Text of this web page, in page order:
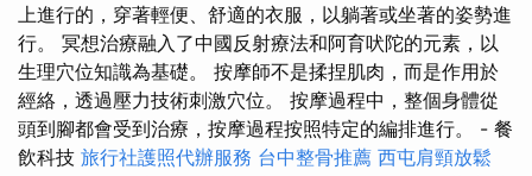
上進行的，穿著輕便、舒適的衣服，以躺著或坐著的姿勢進
行。 冥想治療融入了中國反射療法和阿育吠陀的元素，以
生理穴位知識為基礎。 按摩師不是揉捏肌肉，而是作用於
經絡，透過壓力技術刺激穴位。 按摩過程中，整個身體從
頭到腳都會受到治療，按摩過程按照特定的編排進行。 - 餐
飲科技 旅行社護照代辦服務 台中整骨推薦 西屯肩頸放鬆